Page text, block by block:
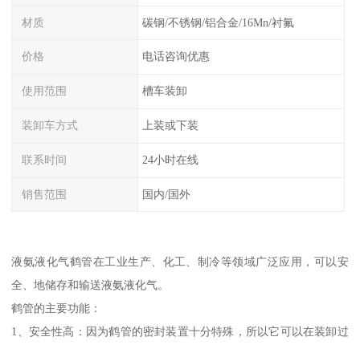
材质 碳钢/不锈钢/铝合金/16Mn/衬氟
价格 电话咨询优惠
使用范围 槽车装卸
装卸车方式 上装或下装
联系时间 24小时在线
销售范围 国内/国外
液氨液化气鹤管在工业生产、化工、制冷等领域广泛应用，可以安
全、地储存和输送液氨液化气。
鹤管的主要功能：
1、安全性高：因为鹤管的密封装置十分特殊，所以它可以在装卸过